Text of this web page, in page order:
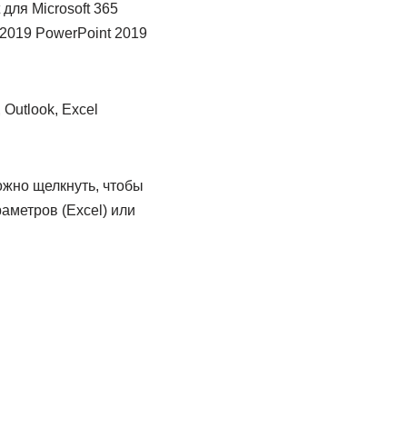
Microsoft 365
PowerPoint 2019
Outlook, Excel
щелкнуть, чтобы
(Excel) или